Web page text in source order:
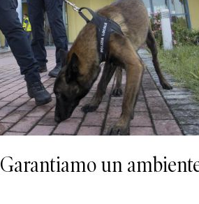
un